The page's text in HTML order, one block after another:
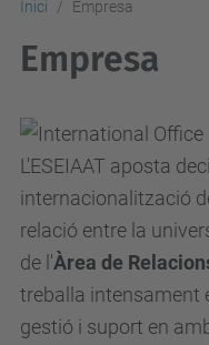
Inici Empresa
Empresa
L'ESEIAAT aposta
internacionalització
relació entre la
de l'Àrea de
treballa intensament
gestió i suport en